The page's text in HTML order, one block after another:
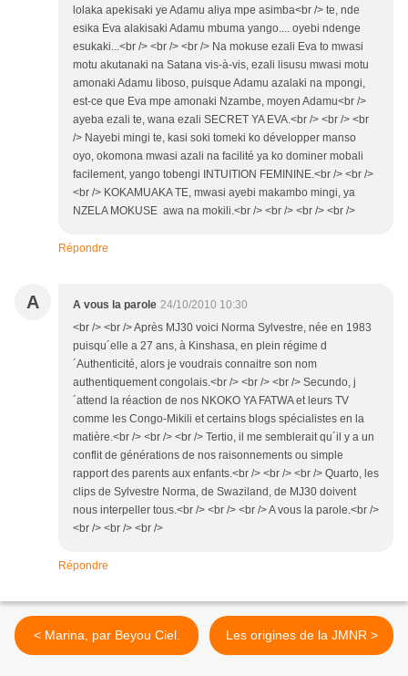
lolaka apekisaki ye Adamu aliya mpe asimba<br /> te, nde
esika Eva alakisaki Adamu mbuma yango.... oyebi ndenge
esukaki...<br /> <br /> <br /> Na mokuse ezali Eva to mwasi
motu akutanaki na Satana vis-à-vis, ezali lisusu mwasi motu
amonaki Adamu liboso, puisque Adamu azalaki na mpongi,
est-ce que Eva mpe amonaki Nzambe, moyen Adamu<br />
ayeba ezali te, wana ezali SECRET YA EVA.<br /> <br /> <br
/> Nayebi mingi te, kasi soki tomeki ko développer manso
oyo, okomona mwasi azali na facilité ya ko dominer mobali
facilement, yango tobengi INTUITION FEMININE.<br /> <br />
<br /> KOKAMUAKA TE, mwasi ayebi makambo mingi, ya
NZELA MOKUSE awa na mokili.<br /> <br /> <br /> <br />
Répondre
A A vous la parole 24/10/2010 10:30
<br /> <br /> Après MJ30 voici Norma Sylvestre, née en 1983
puisqu´elle a 27 ans, à Kinshasa, en plein régime d
´Authenticité, alors je voudrais connaitre son nom
authentiquement congolais.<br /> <br /> <br /> Secundo, j
´attend la réaction de nos NKOKO YA FATWA et leurs TV
comme les Congo-Mikili et certains blogs spécialistes en la
matière.<br /> <br /> <br /> Tertio, il me semblerait qu´il y a un
conflit de générations de nos raisonnements ou simple
rapport des parents aux enfants.<br /> <br /> <br /> Quarto, les
clips de Sylvestre Norma, de Swaziland, de MJ30 doivent
nous interpeller tous.<br /> <br /> <br /> A vous la parole.<br />
<br /> <br /> <br />
Répondre
< Marina, par Beyou Ciel. Les origines de la JMNR >